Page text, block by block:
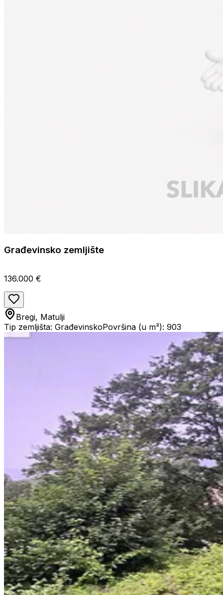
Građevinsko zemljište
136.000 €
Bregi, Matulji
Tip zemljišta: GrađevinskoPovršina (u m²): 903